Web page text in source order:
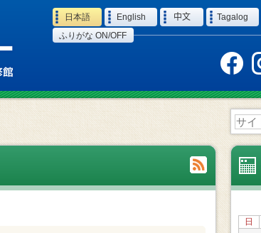
Language
日本語 English 中文 Tagalog
ふりがな ON/OFF
サ
イ
ト
内
日